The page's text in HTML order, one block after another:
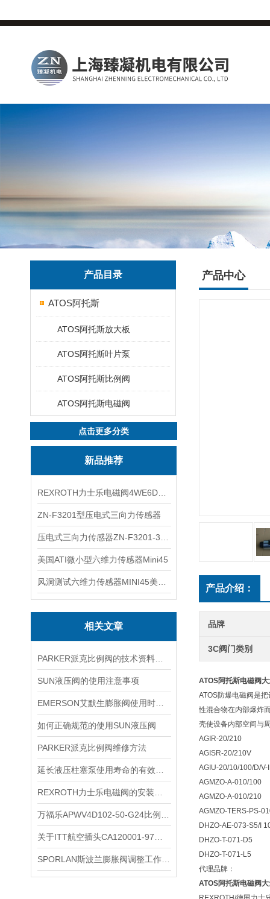
产品目录
ATOS阿托斯
ATOS阿托斯放大板
ATOS阿托斯叶片泵
ATOS阿托斯比例阀
ATOS阿托斯电磁阀
点击更多分类
新品推荐
ZN-F3201型压电式三向力传感器
美国ATI微小型六维力传感器Mini45
相关文章
SUN液压阀的使用注意事项
如何正确规范的使用SUN液压阀
PARKER派克比例阀维修方法
产品中心
产品介绍：
品牌
3C阀门类别
ATOS阿托斯电磁阀
ATOS防爆电磁阀是
性混合物在内部爆炸
壳使设备内部空间与
AGIR-20/210
AGISR-20/210V
AGIU-20/10/100/D/V-
AGMZO-A-010/100
AGMZO-A-010/210
AGMZO-TERS-PS-
DHZO-AE-073-S5/I
DHZO-T-071-D5
DHZO-T-071-L5
代理品牌：
ATOS阿托斯电磁阀